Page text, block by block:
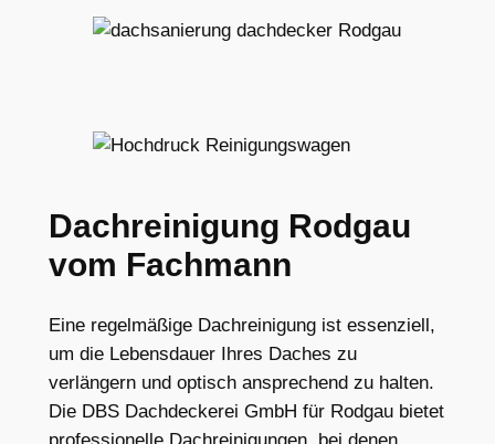
Dachreinigung Rodgau
vom Fachmann
Eine regelmäßige Dachreinigung ist essenziell,
um die Lebensdauer Ihres Daches zu
verlängern und optisch ansprechend zu halten.
Die DBS Dachdeckerei GmbH für Rodgau bietet
professionelle Dachreinigungen, bei denen